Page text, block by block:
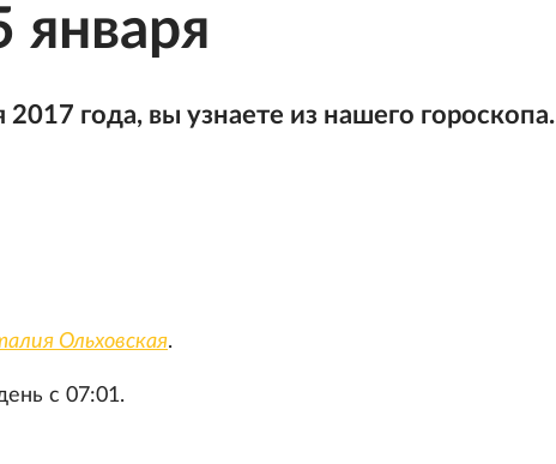
января
года, вы узнаете из нашего гороскопа.
Ольховская.
с 07:01.